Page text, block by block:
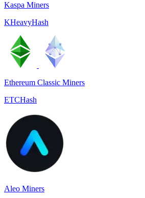
Kaspa Miners
KHeavyHash
Ethereum Classic Miners
ETCHash
Aleo Miners